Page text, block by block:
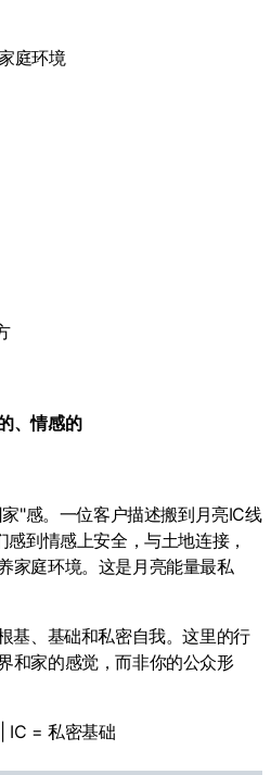
庭环境
、情感的
"感。一位客户描述搬到月亮IC线
到情感上安全，与土地连接，
家庭环境。这是月亮能量最私
基、基础和私密自我。这里的行
和家的感觉，而非你的公众形
IC = 私密基础